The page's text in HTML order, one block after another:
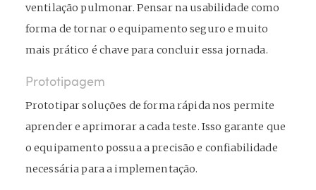
ventilação pulmonar. Pensar na usabilidade como
forma de tornar o equipamento seguro e muito
mais prático é chave para concluir essa jornada.
Prototipagem
Prototipar soluções de forma rápida nos permite
aprender e aprimorar a cada teste. Isso garante que
o equipamento possua a precisão e confiabilidade
necessária para a implementação.